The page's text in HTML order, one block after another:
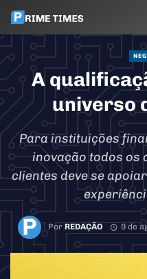
A
universo
Para instituições
inovação todos os
clientes deve se
PorREDAÇÃO 9 de